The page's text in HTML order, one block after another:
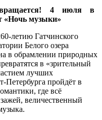
4 июля в
«Ночь музыки»
летию Гатчинского
Белого озера
в обрамлении природных
в «зрительный
лучших
Петербурга пройдёт в
где всё
величественный